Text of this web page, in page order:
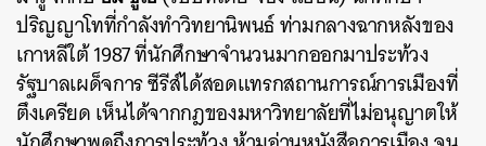
ปริญญาโทที่กำลังทำวิทยานิพนธ์ ท่ามกลางฉากหลังของ
เกาหลีใต้ 1987 ที่นักศึกษาจำนวนมากออกมาประท้วง
รัฐบาลเผด็จการ ซีรีส์ได้สอดแทรกสถานการณ์การเมืองที่
ตึงเครียด เห็นได้จากกฎของมหาวิทยาลัยที่ไม่อนุญาตให้